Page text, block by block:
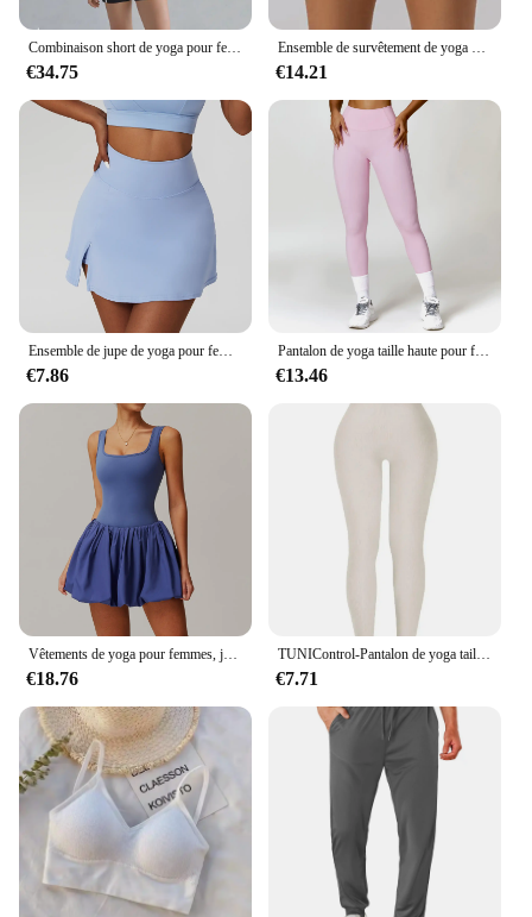
Combinaison short de yoga pour femme, tenue de fitness, pilates, à rayures noires, ensemble de gymnastique, badminton, vêtements de golf, survêtement d'été, vêtements actifs
€34.75
Ensemble de survêtement de yoga pour femme, mini short, soutien-gorge de sport, tenue d'entraînement de course, vêtements de fitness, olympiques de gym, 1 pièce, 2 pièces
€14.21
Ensemble de jupe de yoga pour femme, haut court de sport, soutien-gorge de tennis, vêtements d'entraînement, vêtements de sport, fitness, taille haute imbibée
€7.86
Pantalon de yoga taille haute pour femme, legging fitness, collants d'entraînement, pantalon de course, leggings de sport sans couture, vêtements de sport
€13.46
Vêtements de yoga pour femmes, jupes courtes de tennis, combinaison de yoga à fermeture éclair, ensemble de survêtement de sport, une pièce
€18.76
TUNIControl-Pantalon de yoga taille haute sans couture pour femme, legging de fitness, collants d'entraînement, salle de sport
€7.71